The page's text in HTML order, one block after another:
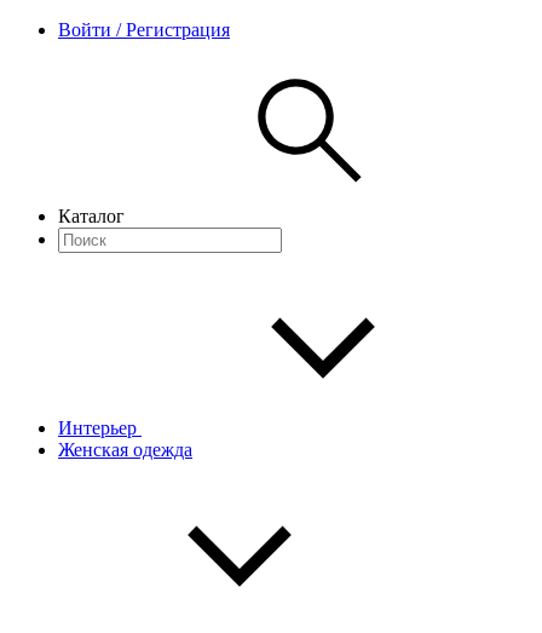
Войти / Регистрация
Каталог
Интерьер
Женская одежда